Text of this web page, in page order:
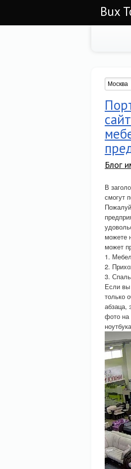
Bux
Блог
В
смогут
можете
может
1.
2.
3.
Если
только
абзаца,
фото на